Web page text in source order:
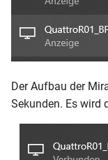
Der Aufbau der
Sekunden. Es wird